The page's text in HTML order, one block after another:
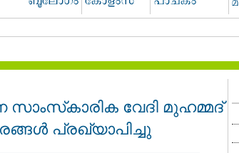
സാംസ്‌കാരിക വേദി മുഹമ്മദ്
പ്രഖ്യാപിച്ചു